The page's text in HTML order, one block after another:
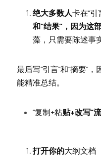
绝大多数人卡在“引
和“结果”，因为这
藻，只需要陈述事
最后写“引言”和“摘要”
能精准总结。
“复制+粘贴+改写”流
打开你的大纲文档